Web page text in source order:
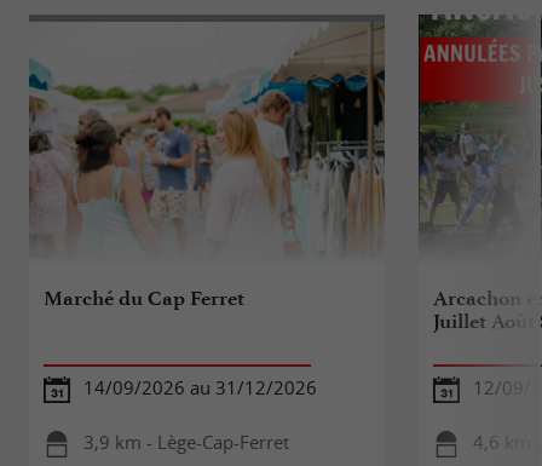
Marché du Cap Ferret
14/09/2026 au 31/12/2026
3,9 km - Lège-Cap-Ferret
Arcachon
Juillet Août
12/09/
4,6 km